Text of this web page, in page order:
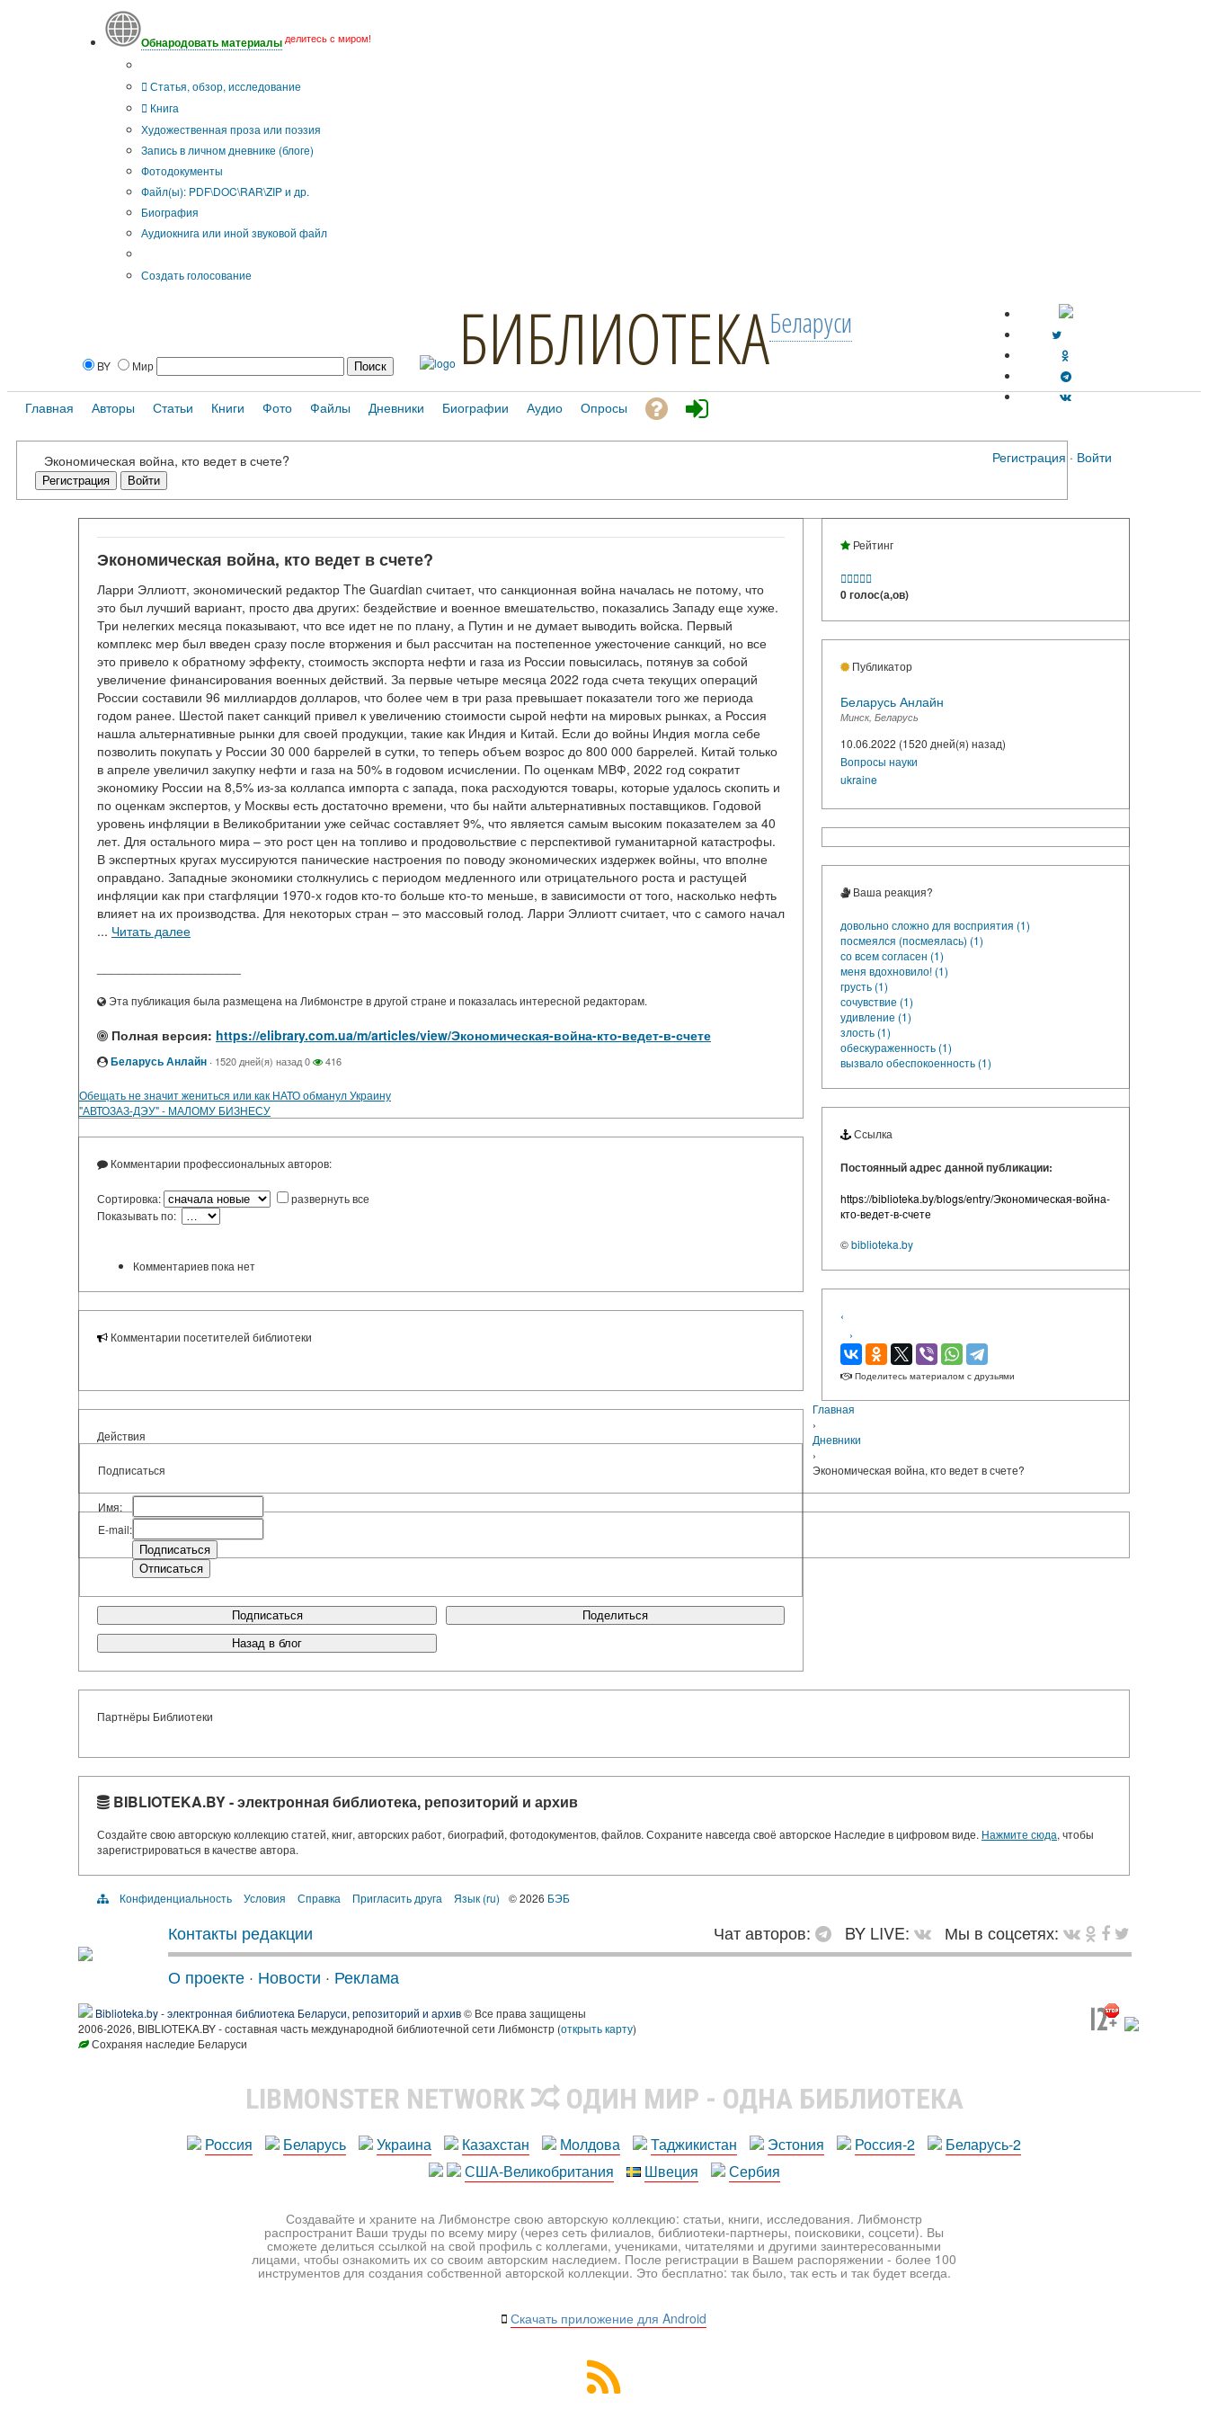
Обнародовать материалы делитесь с миром!
Статья, обзор, исследование
Книга
Художественная проза или поэзия
Запись в личном дневнике (блоге)
Фотодокументы
Файл(ы): PDF\DOC\RAR\ZIP и др.
Биография
Аудиокнига или иной звуковой файл
Создать голосование
BY Мир БИБЛИОТЕКАБеларуси
Регистрация · Войти
Главная Авторы Статьи Книги Фото Файлы Дневники Биографии Аудио Опросы
Экономическая война, кто ведет в счете?
Регистрация Войти
Экономическая война, кто ведет в счете?
Ларри Эллиотт, экономический редактор The Guardian считает, что санкционная война началась не потому, что
это был лучший вариант, просто два других: бездействие и военное вмешательство, показались Западу еще хуже.
Три нелегких месяца показывают, что все идет не по плану, а Путин и не думает выводить войска. Первый
комплекс мер был введен сразу после вторжения и был рассчитан на постепенное ужесточение санкций, но все
это привело к обратному эффекту, стоимость экспорта нефти и газа из России повысилась, потянув за собой
увеличение финансирования военных действий. За первые четыре месяца 2022 года счета текущих операций
России составили 96 миллиардов долларов, что более чем в три раза превышает показатели того же периода
годом ранее. Шестой пакет санкций привел к увеличению стоимости сырой нефти на мировых рынках, а Россия
нашла альтернативные рынки для своей продукции, такие как Индия и Китай. Если до войны Индия могла себе
позволить покупать у России 30 000 баррелей в сутки, то теперь объем возрос до 800 000 баррелей. Китай только
в апреле увеличил закупку нефти и газа на 50% в годовом исчислении. По оценкам МВФ, 2022 год сократит
экономику России на 8,5% из-за коллапса импорта с запада, пока расходуются товары, которые удалось скопить и
по оценкам экспертов, у Москвы есть достаточно времени, что бы найти альтернативных поставщиков. Годовой
уровень инфляции в Великобритании уже сейчас составляет 9%, что является самым высоким показателем за 40
лет. Для остального мира – это рост цен на топливо и продовольствие с перспективой гуманитарной катастрофы.
В экспертных кругах муссируются панические настроения по поводу экономических издержек войны, что вполне
оправдано. Западные экономики столкнулись с периодом медленного или отрицательного роста и растущей
инфляции как при стагфляции 1970-х годов кто-то больше кто-то меньше, в зависимости от того, насколько нефть
влияет на их производства. Для некоторых стран – это массовый голод. Ларри Эллиотт считает, что с самого начал
... Читать далее
Эта публикация была размещена на Либмонстре в другой стране и показалась интересной редакторам.
Полная версия: https://elibrary.com.ua/m/articles/view/Экономическая-война-кто-ведет-в-счете
Беларусь Анлайн · 1520 дней(я) назад0 416
Обещать не значит жениться или как НАТО обманул Украину
"АВТОЗАЗ-ДЭУ" - МАЛОМУ БИЗНЕСУ
Комментарии профессиональных авторов:
Сортировка:
развернуть все
Показывать по:
Комментариев пока нет
Комментарии посетителей библиотеки
Действия
Подписаться
Имя:
E-mail:
Подписаться Поделиться
Назад в блог
Рейтинг

0 голос(а,ов)
Публикатор
Беларусь Анлайн
Минск, Беларусь
10.06.2022 (1520 дней(я) назад)
Вопросы науки
ukraine
Ваша реакция?
довольно сложно для восприятия (1)
посмеялся (посмеялась) (1)
со всем согласен (1)
меня вдохновило! (1)
грусть (1)
сочувствие (1)
удивление (1)
злость (1)
обескураженность (1)
вызвало обеспокоенность (1)
Ссылка
Постоянный адрес данной публикации:
https://biblioteka.by/blogs/entry/Экономическая-война-
кто-ведет-в-счете
©biblioteka.by
‹
›
Поделитесь материалом с друзьями
Партнёры Библиотеки
BIBLIOTEKA.BY - электронная библиотека, репозиторий и архив
Создайте свою авторскую коллекцию статей, книг, авторских работ, биографий, фотодокументов, файлов. Сохраните навсегда своё авторское Наследие в цифровом виде. Нажмите сюда, чтобы
зарегистрироваться в качестве автора.
Главная
›
Дневники
›
Экономическая война, кто ведет в счете?
Конфиденциальность Условия Справка Пригласить друга Язык (ru) © 2026 БЭБ
Контакты редакции Чат авторов: BY LIVE:
Мы в соцсетях:
О проекте · Новости · Реклама
Biblioteka.by - электронная библиотека Беларуси, репозиторий и архив© Все права защищены
2006-2026, BIBLIOTEKA.BY - составная часть международной библиотечной сети Либмонстр (открыть карту)
Сохраняя наследие Беларуси
LIBMONSTER NETWORK ОДИН МИР - ОДНА БИБЛИОТЕКА
Россия Беларусь Украина Казахстан Молдова Таджикистан Эстония Россия-2
Беларусь-2
США-Великобритания
Швеция Сербия
Создавайте и храните на Либмонстре свою авторскую коллекцию: статьи, книги, исследования. Либмонстр
распространит Ваши труды по всему миру (через сеть филиалов, библиотеки-партнеры, поисковики, соцсети). Вы
сможете делиться ссылкой на свой профиль с коллегами, учениками, читателями и другими заинтересованными
лицами, чтобы ознакомить их со своим авторским наследием. После регистрации в Вашем распоряжении - более 100
инструментов для создания собственной авторской коллекции. Это бесплатно: так было, так есть и так будет всегда.
Скачать приложение для Android